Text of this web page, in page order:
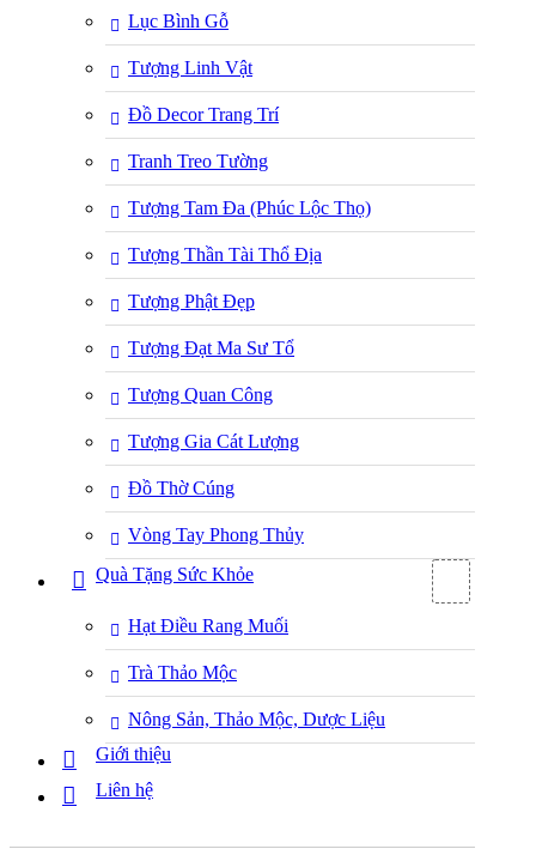
Lục Bình Gỗ
Tượng Linh Vật
Đồ Decor Trang Trí
Tranh Treo Tường
Tượng Tam Đa (Phúc Lộc Thọ)
Tượng Thần Tài Thổ Địa
Tượng Phật Đẹp
Tượng Đạt Ma Sư Tổ
Tượng Quan Công
Tượng Gia Cát Lượng
Đồ Thờ Cúng
Vòng Tay Phong Thủy
Quà Tặng Sức Khỏe
Hạt Điều Rang Muối
Trà Thảo Mộc
Nông Sản, Thảo Mộc, Dược Liệu
Giới thiệu
Liên hệ